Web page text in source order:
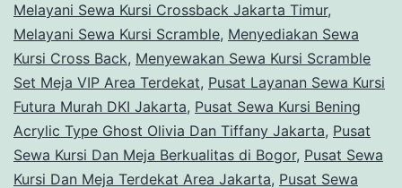
Melayani Sewa Kursi Crossback Jakarta Timur,
Melayani Sewa Kursi Scramble, Menyediakan Sewa
Kursi Cross Back, Menyewakan Sewa Kursi Scramble
Set Meja VIP Area Terdekat, Pusat Layanan Sewa Kursi
Futura Murah DKI Jakarta, Pusat Sewa Kursi Bening
Acrylic Type Ghost Olivia Dan Tiffany Jakarta, Pusat
Sewa Kursi Dan Meja Berkualitas di Bogor, Pusat Sewa
Kursi Dan Meja Terdekat Area Jakarta, Pusat Sewa